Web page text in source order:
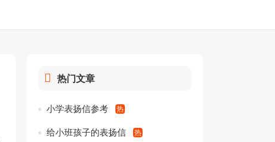
热门文章
小学表扬信参考
给小班孩子的表扬信